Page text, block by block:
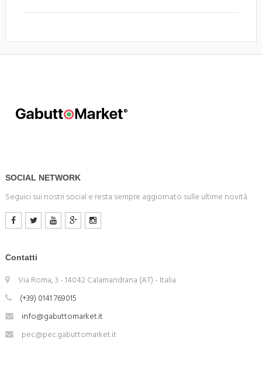
SOCIAL NETWORK
Seguici sui nostri social e resta sempre aggiornato sulle ultime novità.
Contatti
Via Roma, 3 - 14042 Calamandrana (AT) - Italia
(+39) 0141 769015
info@gabuttomarket.it
pec@pec.gabuttomarket.it